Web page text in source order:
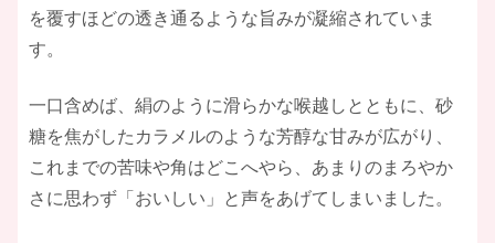
を覆すほどの透き通るような旨みが凝縮されていま
す。
一口含めば、絹のように滑らかな喉越しとともに、砂
糖を焦がしたカラメルのような芳醇な甘みが広がり、
これまでの苦味や角はどこへやら、あまりのまろやか
さに思わず「おいしい」と声をあげてしまいました。